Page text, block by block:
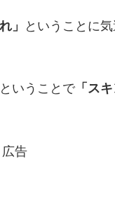
」
ということに
いうことで「スキ
広告